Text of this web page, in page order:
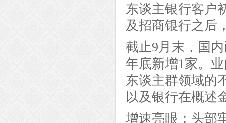
东谈主银行客户
及招商银行之后
截止9月末，国
年底新增1家。
东谈主群领域的
以及银行在概述
增速亮眼：头部